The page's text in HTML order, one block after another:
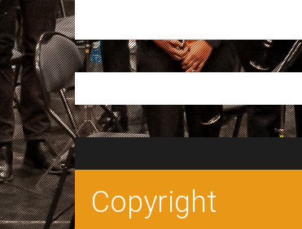
Copyright